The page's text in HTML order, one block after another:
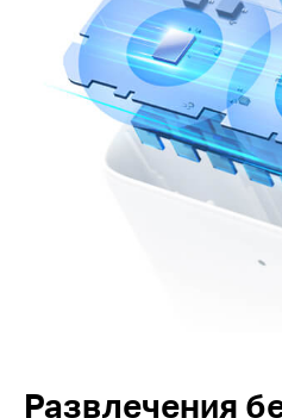
Развлечения